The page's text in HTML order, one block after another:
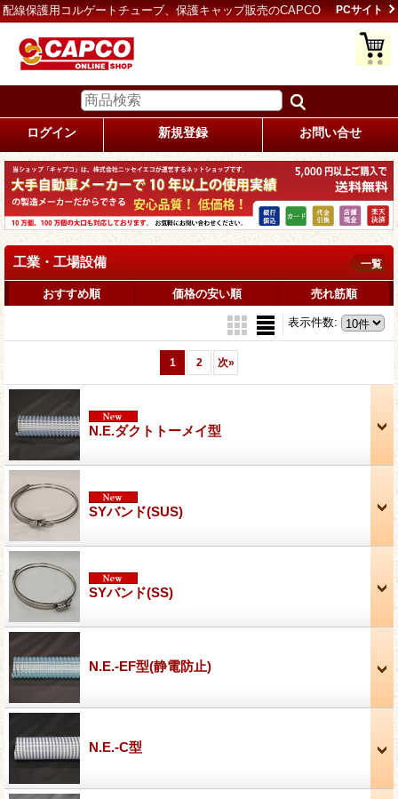
配線保護用コルゲートチューブ、保護キャップ販売のCAPCO PCサイト
ログイン 新規登録 お問い合せ
工業・工場設備 一覧
おすすめ順 価格の安い順 売れ筋順
表示件数:
1 2 次»
N.E.ダクトトーメイ型
SYバンド(SUS)
SYバンド(SS)
N.E.-EF型(静電防止)
N.E.-C型